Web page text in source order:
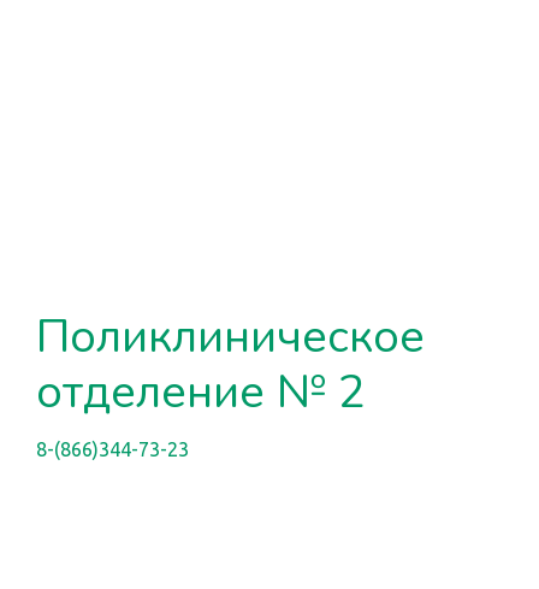
Поликлиническое
отделение № 2
8-(866)344-73-23